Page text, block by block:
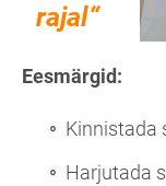
rajal“
Eesmärgid:
Kinnistada
Harjutada